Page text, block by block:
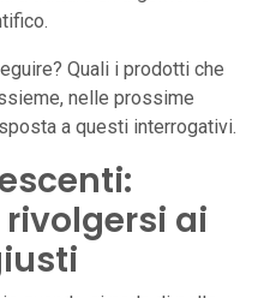
Quali i prodotti che
nelle prossime
a questi interrogativi.
ai